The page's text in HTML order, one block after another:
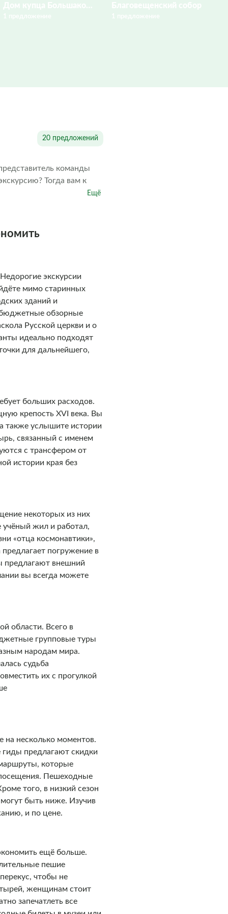
20 предложений
команды
Тогда вам к
Ещё
экскурсии
мимо старинных
зданий и
бюджетные обзорные
Русской церкви и о
идеально подходят
для дальнейшего,
больших расходов.
крепость XVI века. Вы
также услышите истории
связанный с именем
с трансфером от
истории края без
некоторых из них
учёный жил и работал,
«отца космонавтики»,
погружение в
предлагают внешний
вы всегда можете
области. Всего в
групповые туры
народам мира.
судьба
их с прогулкой
на несколько моментов.
предлагают скидки
которые
посещения. Пешеходные
того, в низкий сезон
быть ниже. Изучив
и по цене.
ещё больше.
пешие
чтобы не
женщинам стоит
запечатлеть все